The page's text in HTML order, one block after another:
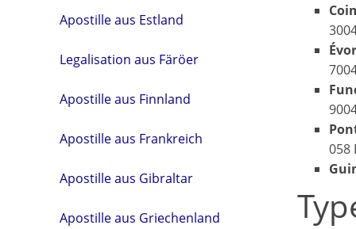
Apostille aus Estland
Legalisation aus Färöer
Apostille aus Finnland
Apostille aus Frankreich
Apostille aus Gibraltar
Apostille aus Griechenland
058